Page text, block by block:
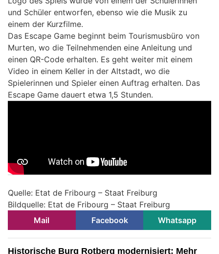
und Schüler entworfen, ebenso wie die Musik zu
einem der Kurzfilme.
Das Escape Game beginnt beim Tourismusbüro von
Murten, wo die Teilnehmenden eine Anleitung und
einen QR-Code erhalten. Es geht weiter mit einem
Video in einem Keller in der Altstadt, wo die
Spielerinnen und Spieler einen Auftrag erhalten. Das
Escape Game dauert etwa 1,5 Stunden.
Quelle: Etat de Fribourg – Staat Freiburg
Bildquelle: Etat de Fribourg – Staat Freiburg
Mail
Facebook Whatsapp
Historische Burg Rotberg modernisiert: Mehr